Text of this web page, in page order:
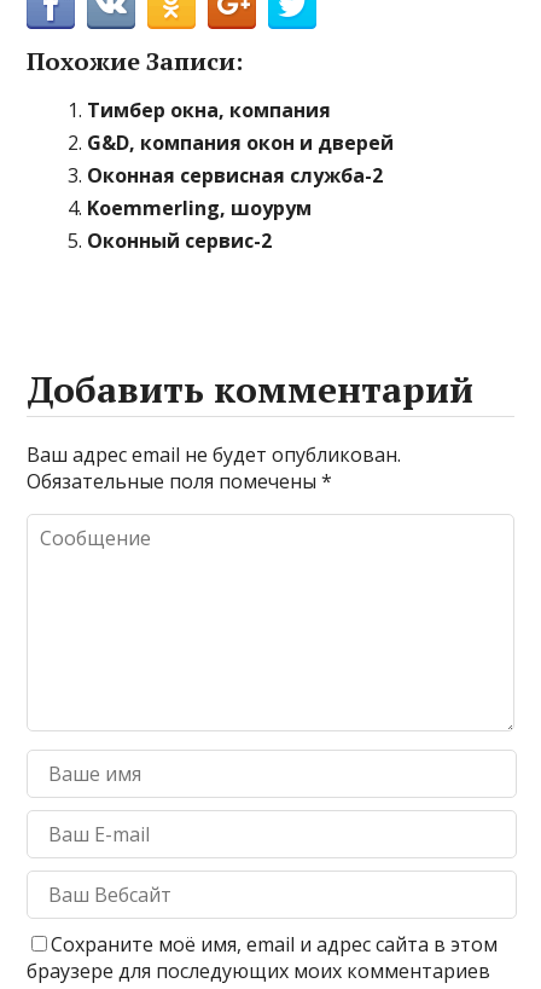
Похожие Записи:
Тимбер окна, компания
G&D, компания окон и дверей
Оконная сервисная служба-2
Koemmerling, шоурум
Оконный сервис-2
Добавить комментарий
Ваш адрес email не будет опубликован.
Обязательные поля помечены*
Сохраните моё имя, email и адрес сайта в этом
браузере для последующих моих комментариев